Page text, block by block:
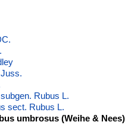
Rubus L.
sect. Rubus L.
umbrosus (Weihe &